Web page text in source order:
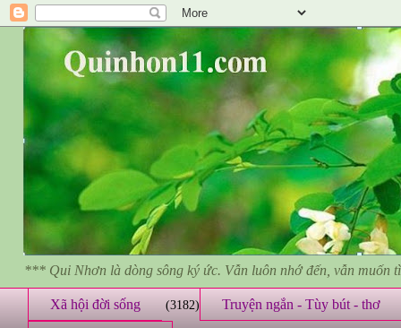
*** Qui Nhơn là dòng sông ký ức. Vẫn luôn nhớ đến, vẫn muốn
Xã hội đời sống (3182) Truyện ngắn - Tùy bút - thơ